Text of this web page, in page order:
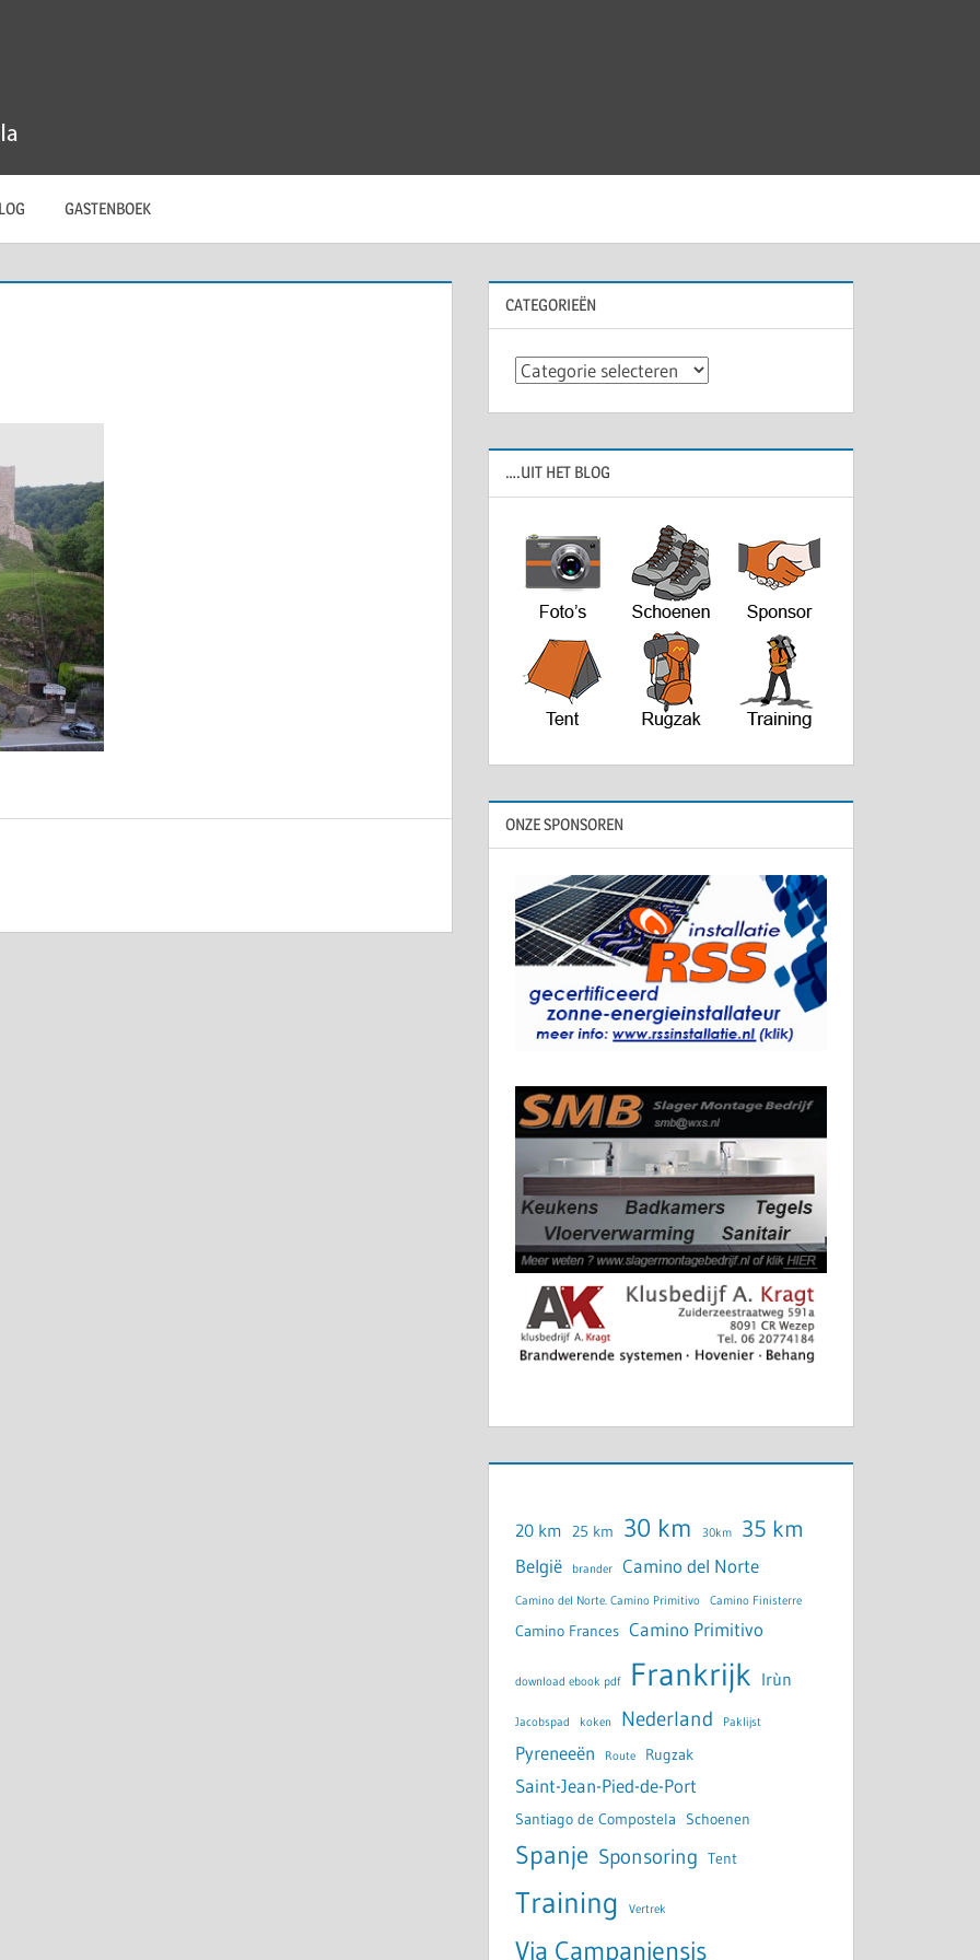
GASTENBOEK
CATEGORIEËN
Categorieën
….UIT HET BLOG
ONZE SPONSOREN
20 km 25 km 30 km 30km 35 km
België brander Camino del Norte
Camino del Norte. Camino Primitivo Camino Finisterre
Camino Frances Camino Primitivo
download ebook pdf Frankrijk Irùn
Jacobspad koken Nederland Paklijst
Pyreneeën Route Rugzak
Saint-Jean-Pied-de-Port
Santiago de Compostela Schoenen
Spanje Sponsoring Tent
Training Vertrek
Via Campaniensis